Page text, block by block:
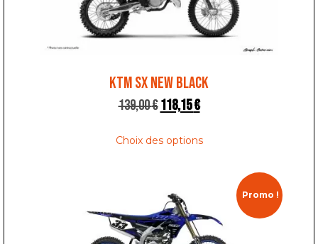
KTM SX NEW BLACK
139,00€118,15€
Choix des options
Promo !